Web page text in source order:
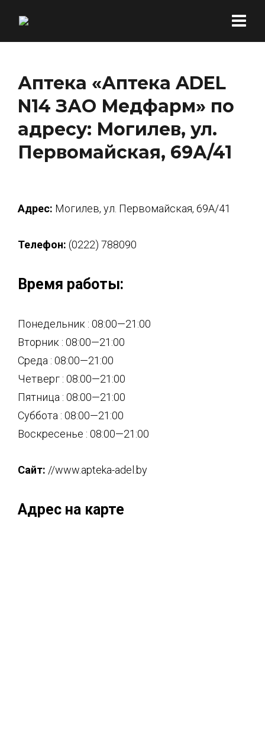
Аптека «Аптека ADEL
N14 ЗАО Медфарм» по
адресу: Могилев, ул.
Первомайская, 69А/41
Адрес: Могилев, ул. Первомайская, 69А/41
Телефон: (0222) 788090
Время работы:
Понедельник : 08:00—21:00
Вторник : 08:00—21:00
Среда : 08:00—21:00
Четверг : 08:00—21:00
Пятница : 08:00—21:00
Суббота : 08:00—21:00
Воскресенье : 08:00—21:00
Сайт: //www.apteka-adel.by
Адрес на карте